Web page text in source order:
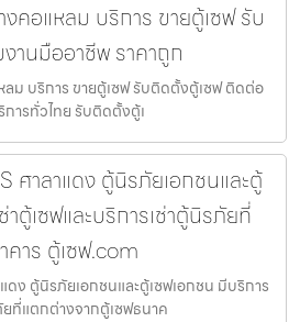
คอแหลม บริการ ขายตู้เซฟ รับ
านมืออาชีพ ราคาถูก
ม บริการ ขายตู้เซฟ รับติดตั้งตู้เซฟ ติดต่อ
ารทั่วไทย รับติดตั้งตู้เ
ศาลาแดง ตู้นิรภัยเอกชนและตู้
าตู้เซฟและบริการเช่าตู้นิรภัยที่
คาร ตู้เซฟ.com
ง ตู้นิรภัยเอกชนและตู้เซฟเอกชน มีบริการ
ยที่แตกต่างจากตู้เซฟธนาค